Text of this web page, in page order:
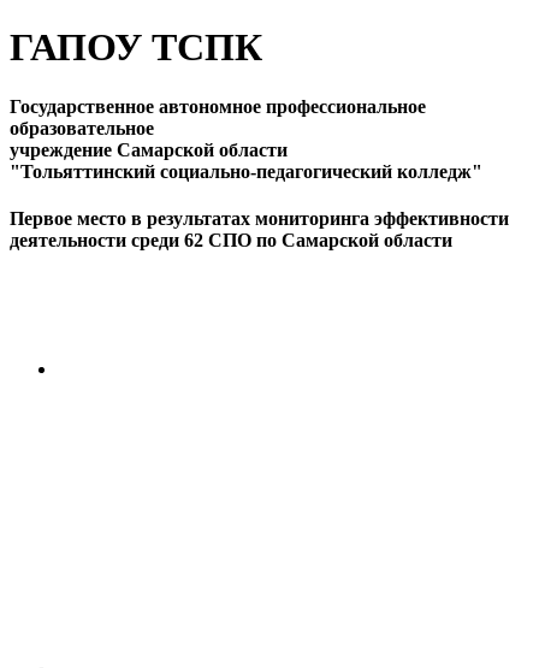
ГАПОУ ТСПК
Государственное автономное профессиональное
образовательное
учреждение Самарской области
"Тольяттинский социально-педагогический колледж"
Первое место в результатах мониторинга эффективности
деятельности среди 62 СПО по Самарской области